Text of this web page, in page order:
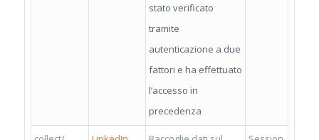
stato verificato
tramite
autenticazione a due
fattori e ha effettuato
l’accesso in
precedenza